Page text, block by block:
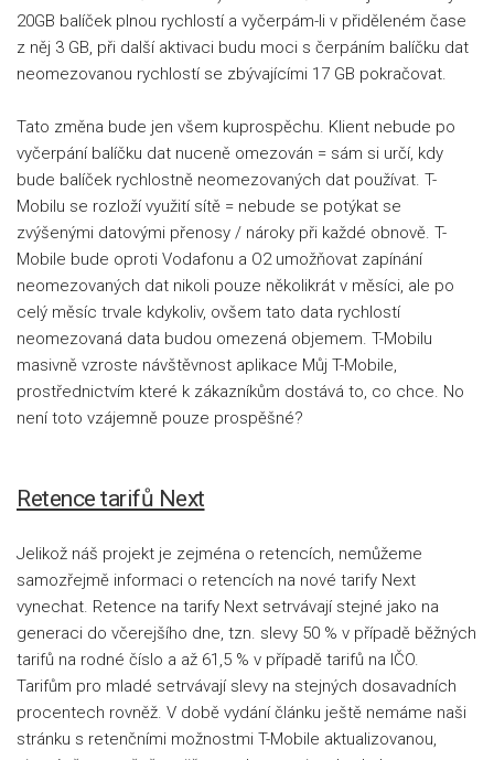
20GB balíček plnou rychlostí a vyčerpám-li v přiděleném čase
z něj 3 GB, při další aktivaci budu moci s čerpáním balíčku dat
neomezovanou rychlostí se zbývajícími 17 GB pokračovat.
Tato změna bude jen všem kuprospěchu. Klient nebude po
vyčerpání balíčku dat nuceně omezován = sám si určí, kdy
bude balíček rychlostně neomezovaných dat používat. T-
Mobilu se rozloží využití sítě = nebude se potýkat se
zvýšenými datovými přenosy / nároky při každé obnově. T-
Mobile bude oproti Vodafonu a O2 umožňovat zapínání
neomezovaných dat nikoli pouze několikrát v měsíci, ale po
celý měsíc trvale kdykoliv, ovšem tato data rychlostí
neomezovaná data budou omezená objemem. T-Mobilu
masivně vzroste návštěvnost aplikace Můj T-Mobile,
prostřednictvím které k zákazníkům dostává to, co chce. No
není toto vzájemně pouze prospěšné?
Retence tarifů Next
Jelikož náš projekt je zejména o retencích, nemůžeme
samozřejmě informaci o retencích na nové tarify Next
vynechat. Retence na tarify Next setrvávají stejné jako na
generaci do včerejšího dne, tzn. slevy 50 % v případě běžných
tarifů na rodné číslo a až 61,5 % v případě tarifů na IČO.
Tarifům pro mladé setrvávají slevy na stejných dosavadních
procentech rovněž. V době vydání článku ještě nemáme naši
stránku s retenčními možnostmi T-Mobile aktualizovanou,